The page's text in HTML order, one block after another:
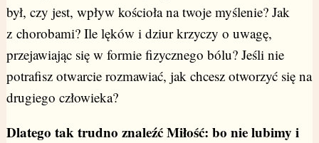
był, czy jest, wpływ kościoła na twoje myślenie? Jak
z chorobami? Ile lęków i dziur krzyczy o uwagę,
przejawiając się w formie fizycznego bólu? Jeśli nie
potrafisz otwarcie rozmawiać, jak chcesz otworzyć się na
drugiego człowieka?
Dlatego tak trudno znaleźć Miłość: bo nie lubimy i